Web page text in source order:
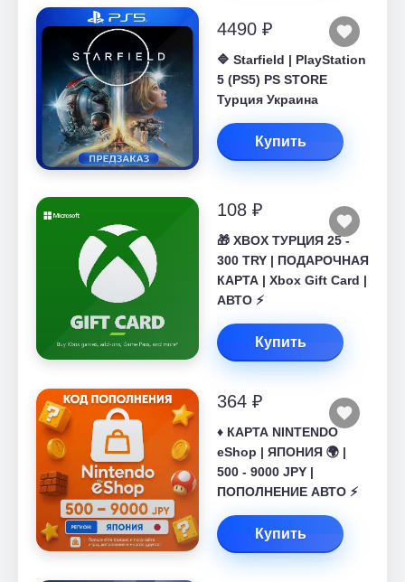
4490 ₽
🔷 Starfield | PlayStation
5 (PS5) PS STORE
Турция Украина
Купить
108 ₽
🎁 XBOX ТУРЦИЯ 25 -
300 TRY | ПОДАРОЧНАЯ
КАРТА | Xbox Gift Card |
АВТО ⚡
Купить
364 ₽
♦️ КАРТА NINTENDO
eShop | ЯПОНИЯ 🌍 |
500 - 9000 JPY |
ПОПОЛНЕНИЕ АВТО ⚡
Купить